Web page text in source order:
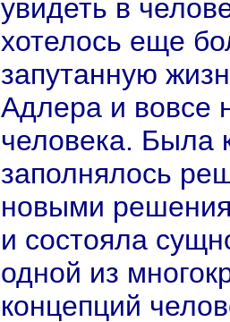
увидеть в
хотелось еще
запутанную
Адлера и вовсе
человека. Была
заполнялось
новыми
и состояла
одной из
концепций